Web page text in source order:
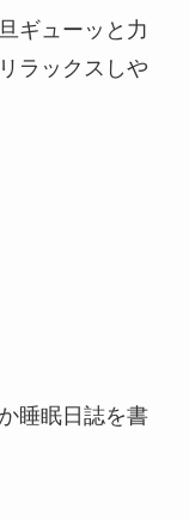
ギューッと力
ラックスしや
睡眠日誌を書